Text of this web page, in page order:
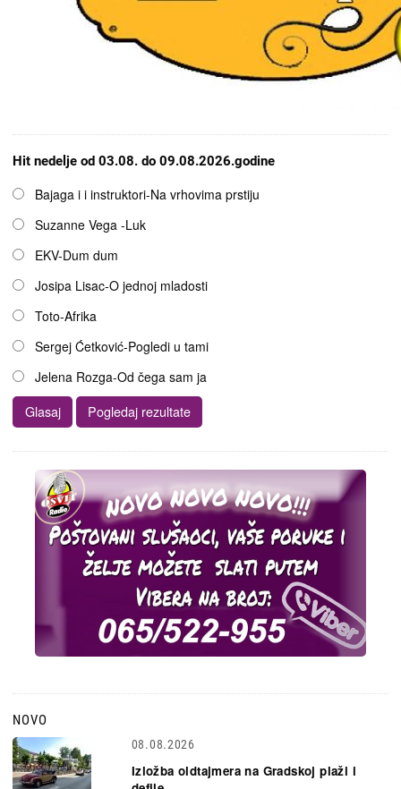
Hit nedelje od 03.08. do 09.08.2026.godine
OpcijeBajaga i i instruktori-Na vrhovima prstiju
Suzanne Vega -Luk
EKV-Dum dum
Josipa Lisac-O jednoj mladosti
Toto-Afrika
Sergej Ćetković-Pogledi u tami
Jelena Rozga-Od čega sam ja
NOVO
08.08.2026
Izložba oldtajmera na Gradskoj plaži i